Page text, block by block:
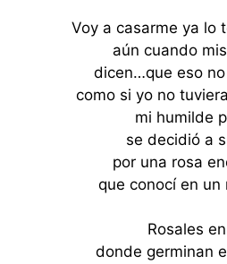
Voy a casarme ya lo
aún cuando
dicen…que eso
como si yo no
mi humilde
se decidió a
por una rosa
que conocí en un
Rosales
donde germinan